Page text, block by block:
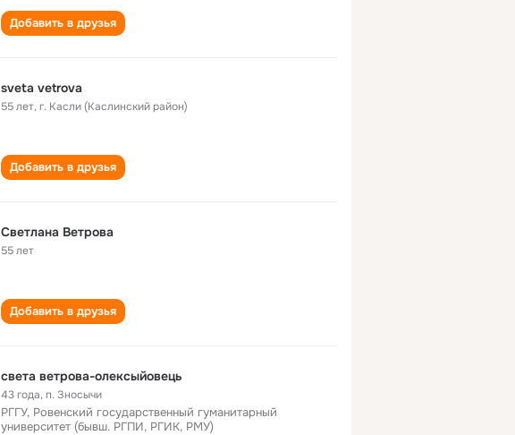
Добавить в друзья
sveta vetrova
55 лет,г. Касли (Каслинский район)
Добавить в друзья
Светлана Ветрова
55 лет
Добавить в друзья
света ветрова-олексыйовець
43 года,п. Зносычи
РГГУ, Ровенский государственный гуманитарный
университет (бывш. РГПИ, РГИК, РМУ)